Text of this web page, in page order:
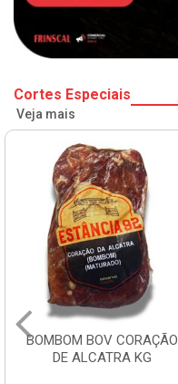
Cortes Especiais
Veja mais
BOMBOM BOV CORAÇÃO
DE ALCATRA KG